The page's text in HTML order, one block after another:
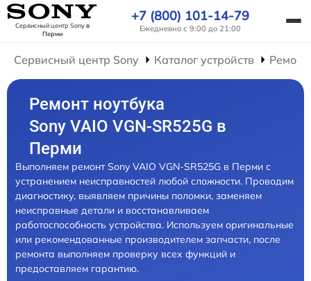
Сервисный центр Sonyв
Перми
+7 (800) 101-14-79
Ежедневно с 9:00 до 21:00
Сервисный центр Sony Каталог устройств
Ремонт ноутбука
Sony VAIO VGN-SR525G в
Перми
Выполняем ремонт Sony VAIO VGN-SR525G в Перми с
устранением неисправностей любой сложности. Проводим
диагностику, выявляем причины поломки, заменяем
неисправные детали и восстанавливаем
работоспособность устройства. Используем оригинальные
или рекомендованные производителем запчасти, после
ремонта выполняем проверку всех функций и
предоставляем гарантию.